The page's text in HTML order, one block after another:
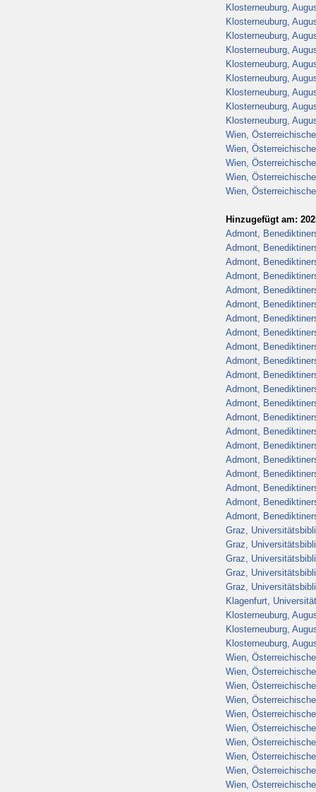
Klosterneuburg,
Klosterneuburg,
Klosterneuburg,
Klosterneuburg,
Klosterneuburg,
Klosterneuburg,
Klosterneuburg,
Klosterneuburg,
Klosterneuburg,
Wien,
Wien,
Wien,
Wien,
Wien,
Hinzugefügt am:
Admont,
Admont,
Admont,
Admont,
Admont,
Admont,
Admont,
Admont,
Admont,
Admont,
Admont,
Admont,
Admont,
Admont,
Admont,
Admont,
Admont,
Admont,
Admont,
Admont,
Admont,
Graz,
Graz,
Graz,
Graz,
Graz,
Klagenfurt,
Klosterneuburg,
Klosterneuburg,
Klosterneuburg,
Wien,
Wien,
Wien,
Wien,
Wien,
Wien,
Wien,
Wien,
Wien,
Wien,